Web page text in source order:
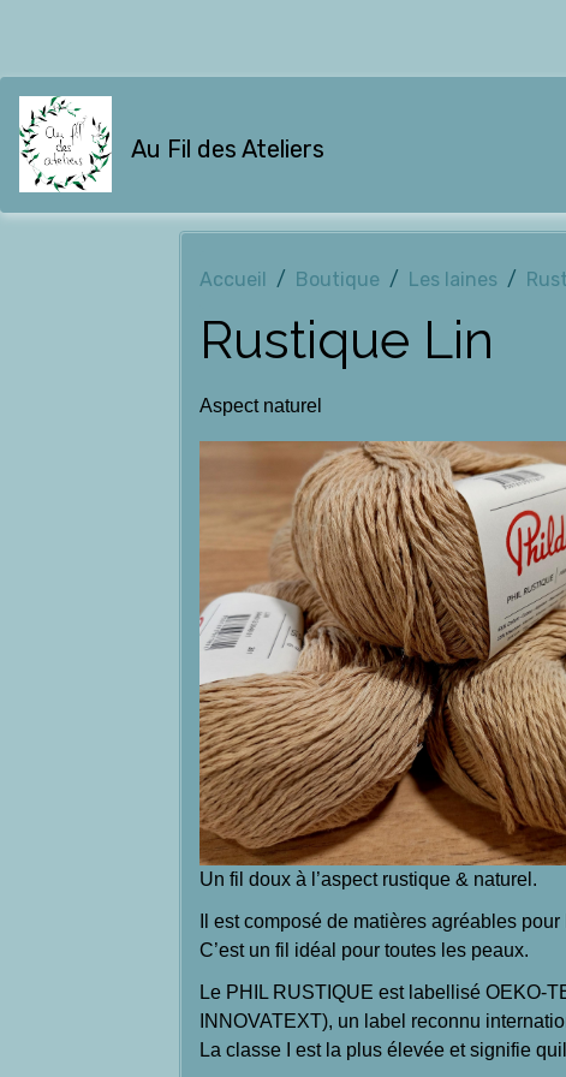
Au Fil des Ateliers
Accueil Boutique Les laines
Rustique Lin
Aspect naturel
Un fil doux à l’aspect rustique & naturel.
Il est composé de matières agréables
C’est un fil idéal pour toutes les peaux.
Le PHIL RUSTIQUE est labellisé OEKO-
INNOVATEXT), un label reconnu
La classe I est la plus élevée et signifie